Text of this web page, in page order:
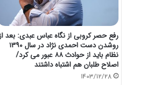
رفع حصر کروبی از نگاه عباس عبدی: بعد از
روشدن دست احمدی نژاد در سال ۱۳۹۰
نظام باید از حوادث ۸۸ عبور می کرد/
اصلاح طلبان هم اشتباه داشتند
1403/12/28